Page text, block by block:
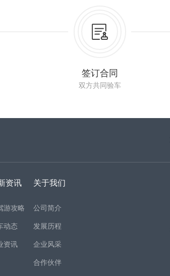
签订合同
双方共同验车
资讯
游攻略
动态
资讯
关于我们
公司简介
发展历程
企业风采
合作伙伴